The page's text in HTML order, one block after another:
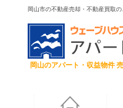
岡山市の不動産売却・不動産買取
岡山のアパート・収益物件